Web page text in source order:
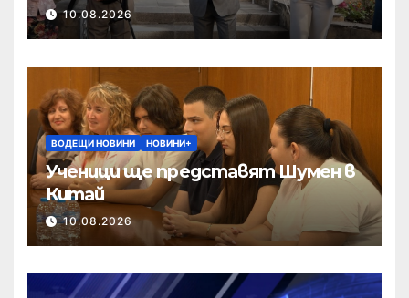
10.08.2026
ВОДЕЩИ НОВИНИ НОВИНИ+
Ученици ще представят Шумен в
Китай
10.08.2026